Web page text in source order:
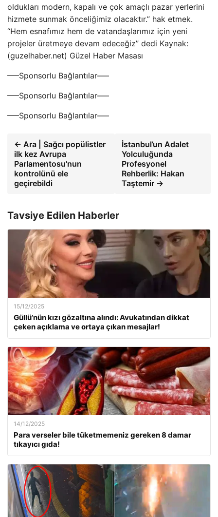
oldukları modern, kapalı ve çok amaçlı pazar yerlerini
hizmete sunmak önceliğimiz olacaktır.” hak etmek.
“Hem esnafımız hem de vatandaşlarımız için yeni
projeler üretmeye devam edeceğiz” dedi Kaynak:
(guzelhaber.net) Güzel Haber Masası
—–Sponsorlu Bağlantılar—–
—–Sponsorlu Bağlantılar—–
—–Sponsorlu Bağlantılar—–
← Ara | Sağcı popülistler
ilk kez Avrupa
Parlamentosu'nun
kontrolünü ele
geçirebildi
İstanbul’un Adalet
Yolculuğunda
Profesyonel
Rehberlik: Hakan
Taştemir →
Tavsiye Edilen Haberler
15/12/2025
Güllü’nün kızı gözaltına alındı: Avukatından dikkat
çeken açıklama ve ortaya çıkan mesajlar!
14/12/2025
Para verseler bile tüketmemeniz gereken 8 damar
tıkayıcı gıda!